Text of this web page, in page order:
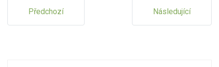
Předchozí Následující